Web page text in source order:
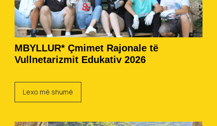
MBYLLUR* Çmimet Rajonale të
Vullnetarizmit Edukativ 2026
Lexo më shumë